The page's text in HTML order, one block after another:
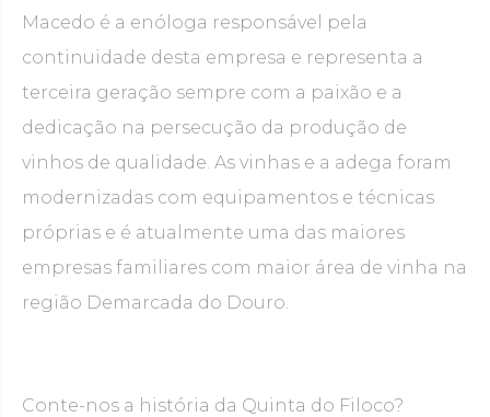
Macedo é a enóloga responsável pela
continuidade desta empresa e representa a
terceira geração sempre com a paixão e a
dedicação na persecução da produção de
vinhos de qualidade. As vinhas e a adega foram
modernizadas com equipamentos e técnicas
próprias e é atualmente uma das maiores
empresas familiares com maior área de vinha na
região Demarcada do Douro.
Conte-nos a história da Quinta do Filoco?